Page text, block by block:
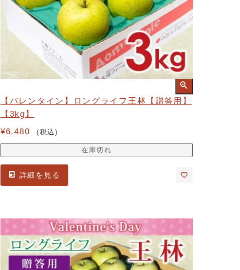
【バレンタイン】ロングライフ王林【贈答用】
【3kg】
¥6,480 税込
在庫切れ
詳細を見る